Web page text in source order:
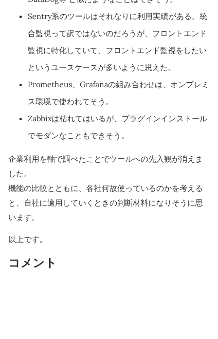
Sentry系のツールはそれなりに利用実績がある。統
合監視って訳ではないのだろうが、フロントエンド
監視に特化していて、フロントエンド監視をしたい
というユースケースが多いように思えた。
Prometheus、Grafanaの組み合わせは、オンプレミ
ス環境で使われてそう。
Zabbixは枯れてはいるが、プラグインインストール
でモダンなこともできそう。
企業利用を軸で調べたことでツールへの先入観が消えま
した。
機能の比較とともに、各社何故使っているのかを考える
と、自社に適用していくときの判断材料になりそうに思
います。
以上です。
コメント